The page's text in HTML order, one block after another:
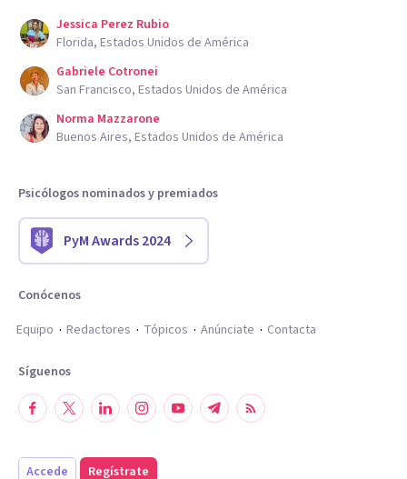
Jessica Perez Rubio
Florida, Estados Unidos de América
Gabriele Cotronei
San Francisco, Estados Unidos de América
Norma Mazzarone
Buenos Aires, Estados Unidos de América
Psicólogos nominados y premiados
PyM Awards 2024
Conócenos
Equipo
Redactores Tópicos Anúnciate Contacta
Síguenos
Accede Regístrate